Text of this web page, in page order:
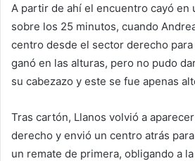
A partir de ahí el encuentro cayó en
sobre los 25 minutos, cuando
centro desde el sector derecho
ganó en las alturas, pero no pudo
su cabezazo y este se fue apenas
Tras cartón, Llanos volvió a
derecho y envió un centro atrás
un remate de primera, obligando a